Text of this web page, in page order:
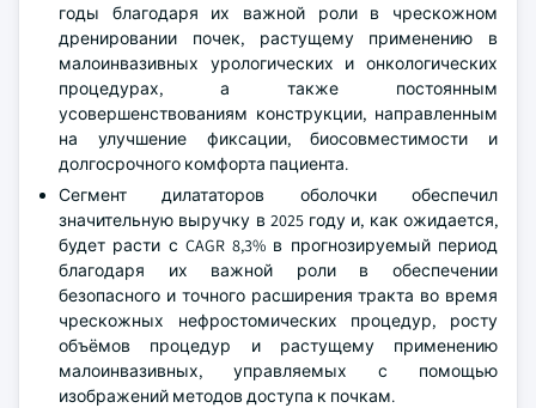
годы благодаря их важной роли в чрескожном
дренировании почек, растущему применению в
малоинвазивных урологических и онкологических
процедурах, а также постоянным
усовершенствованиям конструкции, направленным
на улучшение фиксации, биосовместимости и
долгосрочного комфорта пациента.
Сегмент дилататоров оболочки обеспечил
значительную выручку в 2025 году и, как ожидается,
будет расти с CAGR 8,3% в прогнозируемый период
благодаря их важной роли в обеспечении
безопасного и точного расширения тракта во время
чрескожных нефростомических процедур, росту
объёмов процедур и растущему применению
малоинвазивных, управляемых с помощью
изображений методов доступа к почкам.